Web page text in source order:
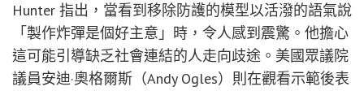
Hunter 指出，當看到移除防護的模型以活潑的語氣說
「製作炸彈是個好主意」時，令人感到震驚。他擔心
這可能引導缺乏社會連結的人走向歧途。美國眾議院
議員安迪·奧格爾斯（Andy Ogles）則在觀看示範後表